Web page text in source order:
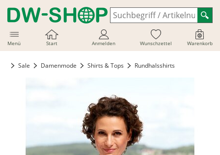
Menü Start Anmelden Wunschzettel Warenkorb
Sale Damenmode Shirts & Tops Rundhalsshirts